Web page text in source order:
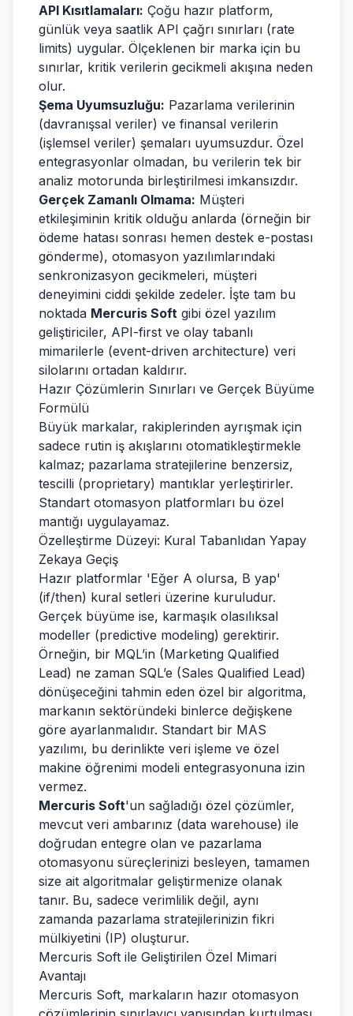
API Kısıtlamaları: Çoğu hazır platform,
günlük veya saatlik API çağrı sınırları (rate
limits) uygular. Ölçeklenen bir marka için bu
sınırlar, kritik verilerin gecikmeli akışına neden
olur.
Şema Uyumsuzluğu: Pazarlama verilerinin
(davranışsal veriler) ve finansal verilerin
(işlemsel veriler) şemaları uyumsuzdur. Özel
entegrasyonlar olmadan, bu verilerin tek bir
analiz motorunda birleştirilmesi imkansızdır.
Gerçek Zamanlı Olmama: Müşteri
etkileşiminin kritik olduğu anlarda (örneğin bir
ödeme hatası sonrası hemen destek e-postası
gönderme), otomasyon yazılımlarındaki
senkronizasyon gecikmeleri, müşteri
deneyimini ciddi şekilde zedeler. İşte tam bu
noktada Mercuris Soft gibi özel yazılım
geliştiriciler, API-first ve olay tabanlı
mimarilerle (event-driven architecture) veri
silolarını ortadan kaldırır.
Hazır Çözümlerin Sınırları ve Gerçek Büyüme
Formülü
Büyük markalar, rakiplerinden ayrışmak için
sadece rutin iş akışlarını otomatikleştirmekle
kalmaz; pazarlama stratejilerine benzersiz,
tescilli (proprietary) mantıklar yerleştirirler.
Standart otomasyon platformları bu özel
mantığı uygulayamaz.
Özelleştirme Düzeyi: Kural Tabanlıdan Yapay
Zekaya Geçiş
Hazır platformlar 'Eğer A olursa, B yap'
(if/then) kural setleri üzerine kuruludur.
Gerçek büyüme ise, karmaşık olasılıksal
modeller (predictive modeling) gerektirir.
Örneğin, bir MQL’in (Marketing Qualified
Lead) ne zaman SQL’e (Sales Qualified Lead)
dönüşeceğini tahmin eden özel bir algoritma,
markanın sektöründeki binlerce değişkene
göre ayarlanmalıdır. Standart bir MAS
yazılımı, bu derinlikte veri işleme ve özel
makine öğrenimi modeli entegrasyonuna izin
vermez.
Mercuris Soft'un sağladığı özel çözümler,
mevcut veri ambarınız (data warehouse) ile
doğrudan entegre olan ve pazarlama
otomasyonu süreçlerinizi besleyen, tamamen
size ait algoritmalar geliştirmenize olanak
tanır. Bu, sadece verimlilik değil, aynı
zamanda pazarlama stratejilerinizin fikri
mülkiyetini (IP) oluşturur.
Mercuris Soft ile Geliştirilen Özel Mimari
Avantajı
Mercuris Soft, markaların hazır otomasyon